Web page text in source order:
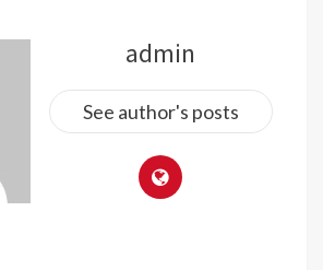
admin
See author's posts